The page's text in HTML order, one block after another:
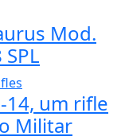
Mod.
14, um rifle
Militar